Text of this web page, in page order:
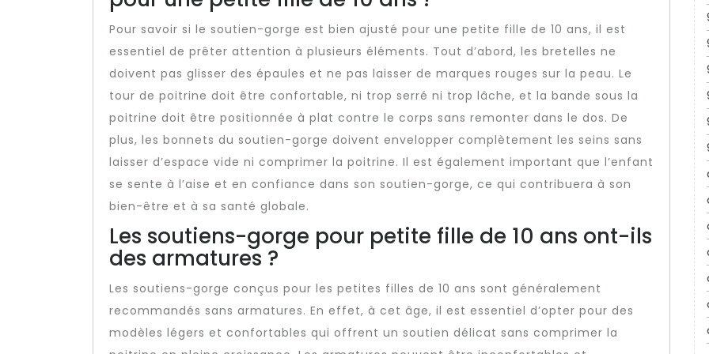
Pour savoir si le soutien-gorge est bien ajusté pour une petite fille de 10 ans, il est
essentiel de prêter attention à plusieurs éléments. Tout d’abord, les bretelles ne
doivent pas glisser des épaules et ne pas laisser de marques rouges sur la peau. Le
tour de poitrine doit être confortable, ni trop serré ni trop lâche, et la bande sous la
poitrine doit être positionnée à plat contre le corps sans remonter dans le dos. De
plus, les bonnets du soutien-gorge doivent envelopper complètement les seins sans
laisser d’espace vide ni comprimer la poitrine. Il est également important que l’enfant
se sente à l’aise et en confiance dans son soutien-gorge, ce qui contribuera à son
bien-être et à sa santé globale.
Les soutiens-gorge pour petite fille de 10 ans ont-ils
des armatures ?
Les soutiens-gorge conçus pour les petites filles de 10 ans sont généralement
recommandés sans armatures. En effet, à cet âge, il est essentiel d’opter pour des
modèles légers et confortables qui offrent un soutien délicat sans comprimer la